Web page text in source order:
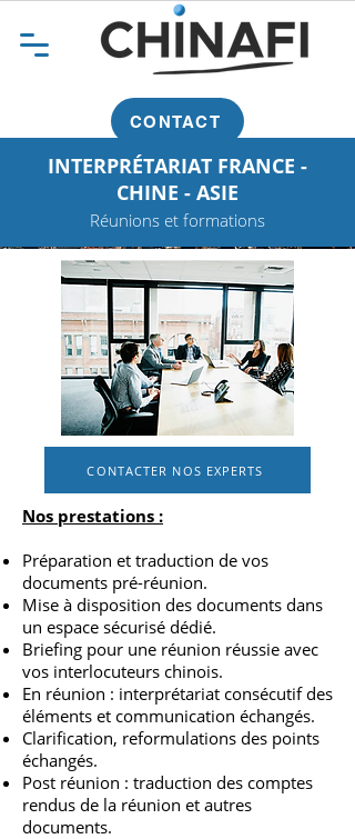
CONTACT
INTERPRÉTARIAT FRANCE -
CHINE - ASIE
Réunions et formations
CONTACTER NOS EXPERTS
Nos prestations :
Préparation et traduction de vos
documents pré-réunion.
Mise à disposition des documents dans
un espace sécurisé dédié.
Briefing pour une réunion réussie avec
vos interlocuteurs chinois.
En réunion : interprétariat consécutif des
éléments et communication échangés.
Clarification, reformulations des points
échangés.
Post réunion : traduction des comptes
rendus de la réunion et autres
documents.